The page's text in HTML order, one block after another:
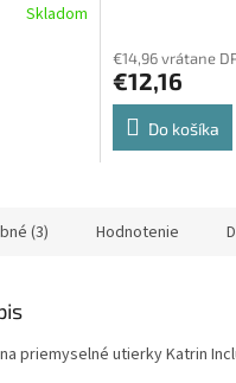
Skladom
€14,96 vrátane
€12,16
Do košíka
(3) Hodnotenie
priemyselné utierky Katrin